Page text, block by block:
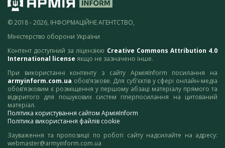
© 2018 - 2026, ІНФОРМАЦІЙНЕ АГЕНТСТВО,
Міністерство оборони України
Контент доступний за ліцензією Creative Commons Attribution 4.0
International license якщо не зазначено інше.
При використанні контенту з сайту АрміяInform посилання на
armyinform.com.ua обов’язкове. Для суб’єктів у сфері онлайн-медіа
обов’язковим є розміщення у першому абзаці матеріалу прямого та
відкритого для пошукових систем гіперпосилання на цитований
матеріал.
Політика користування сайтом АрміяInform
Політика використання файлів cookie
Зауваження та пропозиції по роботі сайту надсилайте на адресу:
webmaster@armyinform.com.ua